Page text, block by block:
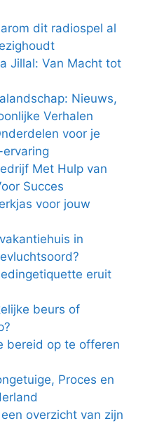
dit radiospel al
Jillal: Van Macht tot
Nieuws,
Verhalen
voor je
Met Hulp van
Succes
voor jouw
in
eruit
beurs of
bereid op te offeren
Proces en
overzicht van zijn